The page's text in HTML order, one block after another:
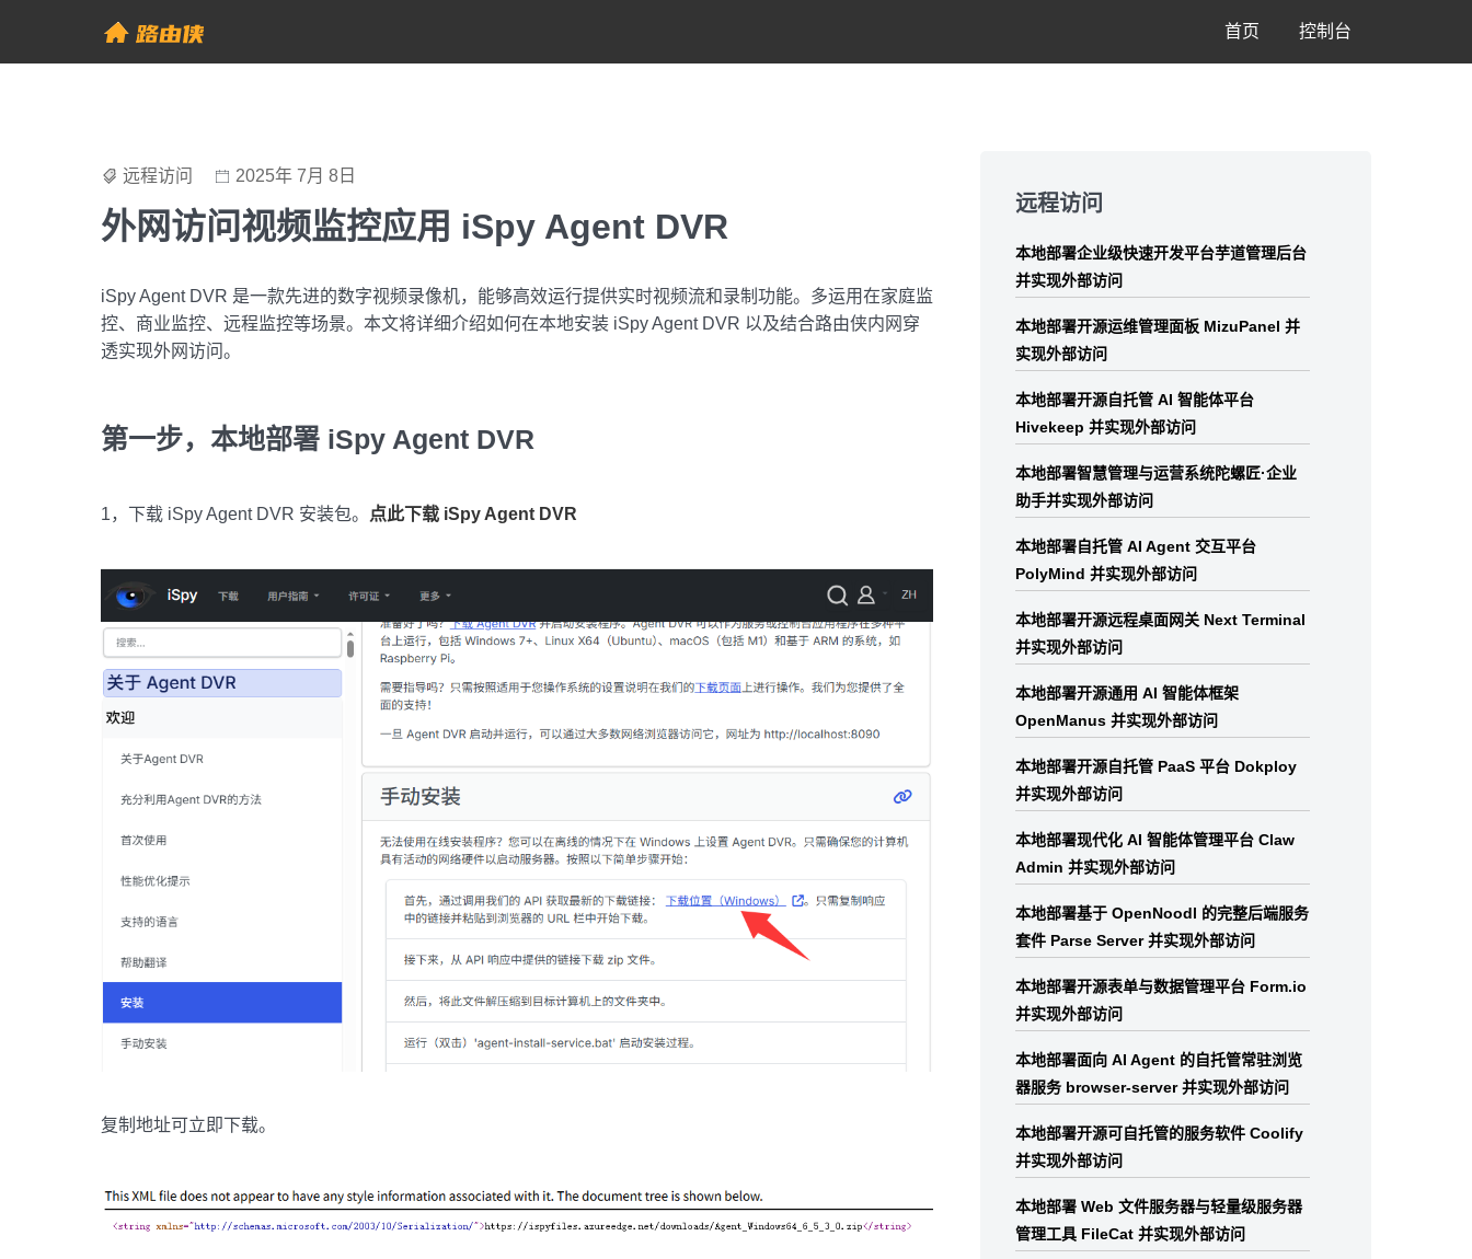
content
帮助中心 - 路由侠
首页 控制台
远程访问 2025年 7月 8日
外网访问视频监控应用 iSpy Agent DVR
iSpy Agent DVR 是一款先进的数字视频录像机，能够高效运行提供实时视频流和录制功能。多运用在家庭监
控、商业监控、远程监控等场景。本文将详细介绍如何在本地安装 iSpy Agent DVR 以及结合路由侠内网穿
透实现外网访问。
第一步，本地部署 iSpy Agent DVR
1，下载 iSpy Agent DVR 安装包。 点此下载 iSpy Agent DVR
复制地址可立即下载。
footer
远程访问
本地部署企业级快速开发平台芋道管理后台
并实现外部访问
本地部署开源运维管理面板 MizuPanel 并
实现外部访问
本地部署开源自托管 AI 智能体平台
Hivekeep 并实现外部访问
本地部署智慧管理与运营系统陀螺匠·企业
助手并实现外部访问
本地部署自托管 AI Agent 交互平台
PolyMind 并实现外部访问
本地部署开源远程桌面网关 Next Terminal
并实现外部访问
本地部署开源通用 AI 智能体框架
OpenManus 并实现外部访问
本地部署开源自托管 PaaS 平台 Dokploy
并实现外部访问
本地部署现代化 AI 智能体管理平台 Claw
Admin 并实现外部访问
本地部署基于 OpenNoodl 的完整后端服务
套件 Parse Server 并实现外部访问
本地部署开源表单与数据管理平台 Form.io
并实现外部访问
本地部署面向 AI Agent 的自托管常驻浏览
器服务 browser-server 并实现外部访问
本地部署开源可自托管的服务软件 Coolify
并实现外部访问
本地部署 Web 文件服务器与轻量级服务器
管理工具 FileCat 并实现外部访问